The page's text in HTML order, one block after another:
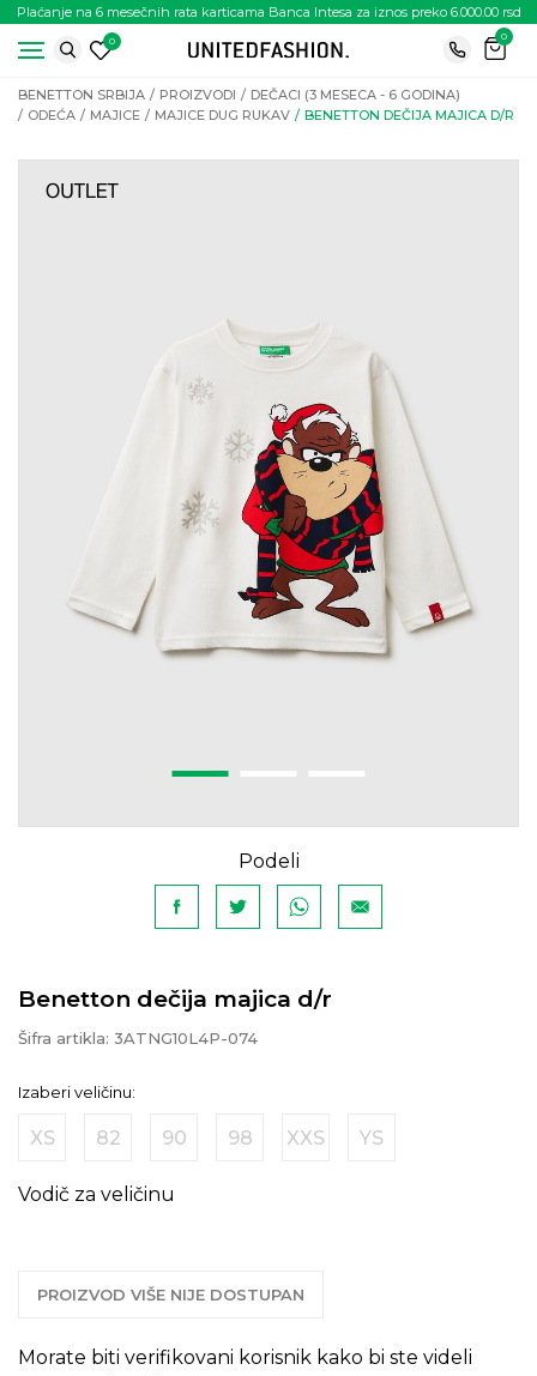
Plaćanje na 6 mesečnih rata karticama Banca Intesa za iznos preko 6.000.00 rsd
0
0
BENETTON SRBIJA PROIZVODI
DEČACI (3 MESECA - 6 GODINA)
ODEĆA
MAJICE MAJICE DUG RUKAV BENETTON DEČIJA MAJICA D/R
Podeli
Benetton dečija majica d/r
Šifra artikla: 3ATNG10L4P-074
Izaberi veličinu:
XS 82 90 98 XXS YS
Vodič za veličinu
PROIZVOD VIŠE NIJE DOSTUPAN
Morate biti verifikovani korisnik kako bi ste videli